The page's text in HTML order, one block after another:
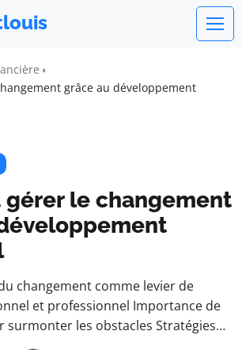
grâce au développement
gérer le changement
changement comme levier de
et professionnel Importance de
surmonter les obstacles Stratégies…